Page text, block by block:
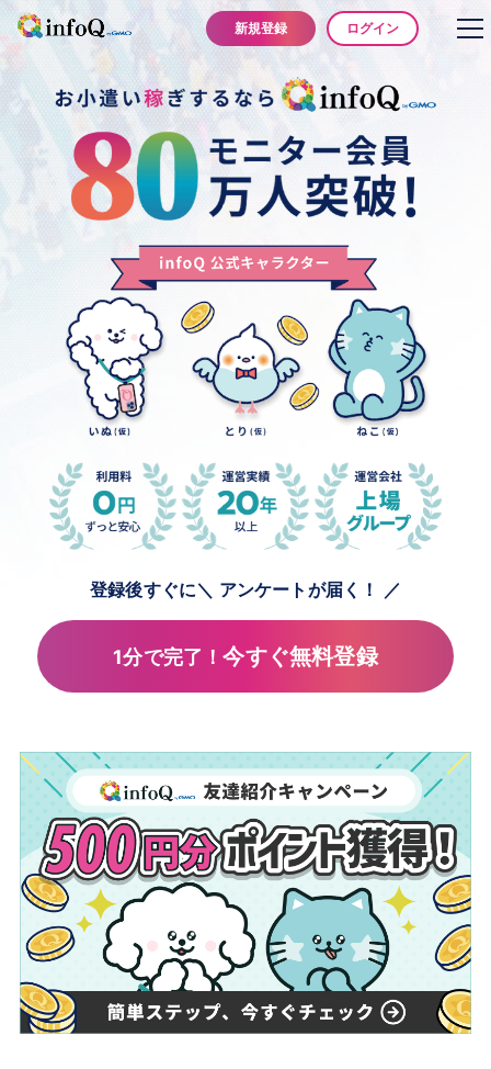
新規登録 ログイン
登録後すぐに＼ アンケートが届く！ ／
1分で完了！今すぐ無料登録